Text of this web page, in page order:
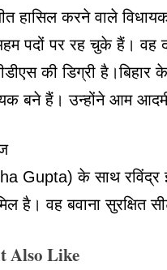
हासिल करने वाले
पदों पर रह चुके हैं। वह
की डिग्री
बने हैं। उन्होंने आम आदमी
Gupta) के साथ
है। वह बवाना सुरक्षित
Also Like